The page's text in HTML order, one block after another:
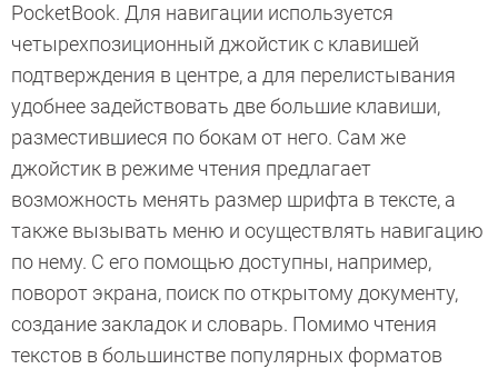
PocketBook. Для навигации используется
четырехпозиционный джойстик с клавишей
подтверждения в центре, а для перелистывания
удобнее задействовать две большие клавиши,
разместившиеся по бокам от него. Сам же
джойстик в режиме чтения предлагает
возможность менять размер шрифта в тексте, а
также вызывать меню и осуществлять навигацию
по нему. С его помощью доступны, например,
поворот экрана, поиск по открытому документу,
создание закладок и словарь. Помимо чтения
текстов в большинстве популярных форматов